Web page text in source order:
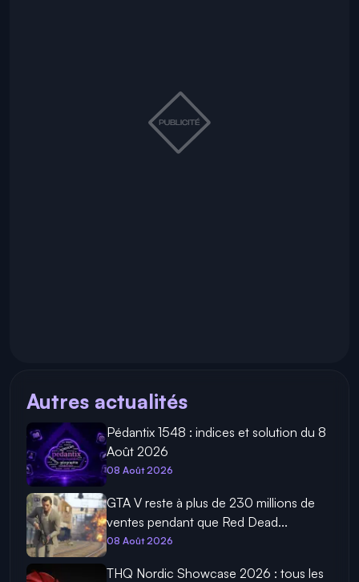
Autres actualités
Pédantix 1548 : indices et solution du 8
Août 2026
08 Août 2026
GTA V reste à plus de 230 millions de
ventes pendant que Red Dead...
08 Août 2026
THQ Nordic Showcase 2026 : tous les